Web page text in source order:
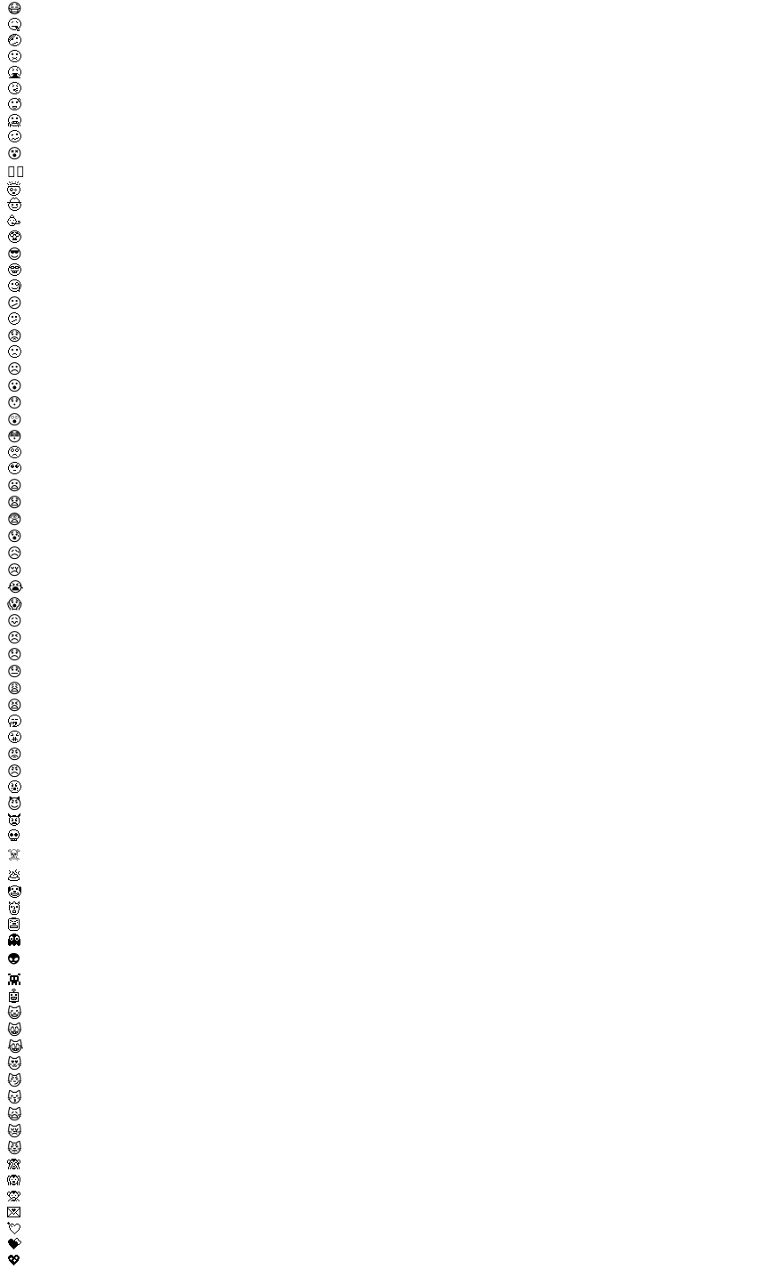
😷
🤒
🤕
🤢
🤮
🤧
🥵
🥶
🥴
😵
😵‍💫
🤯
🤠
🥳
🥸
😎
🤓
🧐
😕
🫤
😟
🙁
☹️
😮
😯
😲
😳
🥺
🥹
😦
😧
😨
😰
😥
😢
😭
😱
😖
😣
😞
😓
😩
😫
🥱
😤
😡
😠
🤬
😈
👿
💀
☠️
💩
🤡
👹
👺
👻
👽
👾
🤖
😺
😸
😹
😻
😼
😽
🙀
😿
😾
🙈
🙉
🙊
💌
💘
💝
💖